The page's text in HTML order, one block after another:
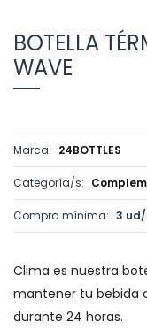
BOTELLA
WAVE
Marca: 24BOTTLES
Categoría/s:
Compra mínima: 3
Clima es nuestra
mantener tu bebida
durante 24 horas.